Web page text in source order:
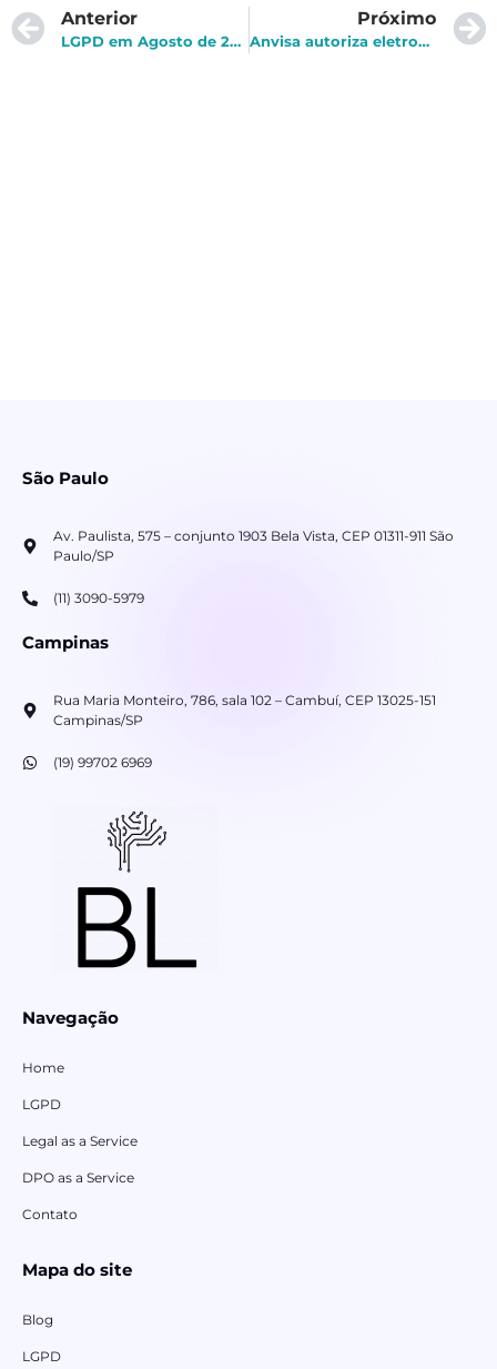
Anterior
LGPD em Agosto de 2020: Senado aprova nova data para entrada em vigor da Lei Geral de Proteção de Dados
Próximo
Anvisa autoriza eletrocardiograma via Apple Watch no Brasil
São Paulo
Av. Paulista, 575 – conjunto 1903 Bela Vista, CEP 01311-911 São
Paulo/SP
(11) 3090-5979
Campinas
Rua Maria Monteiro, 786, sala 102 – Cambuí, CEP 13025-151
Campinas/SP
(19) 99702 6969
Navegação
Home
LGPD
Legal as a Service
DPO as a Service
Contato
Mapa do site
Blog
LGPD